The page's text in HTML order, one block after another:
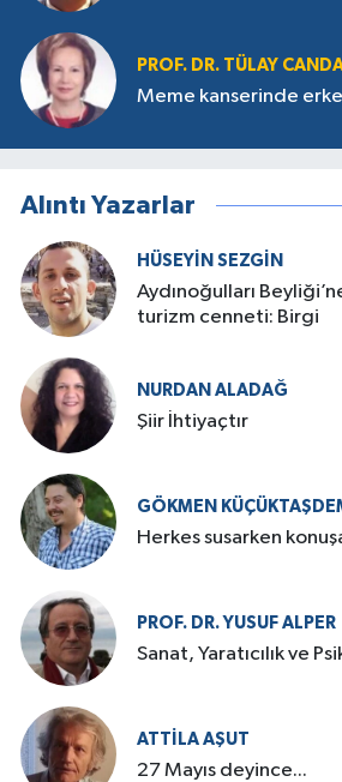
PROF. DR. TÜLAY
Meme kanserinde
Alıntı Yazarlar
HÜSEYIN SEZGIN
Aydınoğulları
turizm cenneti: Birgi
NURDAN ALADAĞ
Şiir
GÖKMEN
Herkes susarken
PROF. DR. YUSUF ALPER
Sanat, Yaratıcılık ve
ATTILA AŞUT
27 Mayıs deyince...